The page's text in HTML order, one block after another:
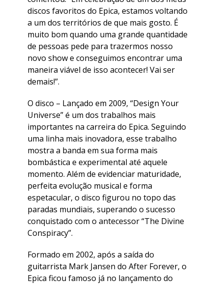
discos favoritos do Epica, estamos voltando
a um dos territórios de que mais gosto. É
muito bom quando uma grande quantidade
de pessoas pede para trazermos nosso
novo show e conseguimos encontrar uma
maneira viável de isso acontecer! Vai ser
demais!”.
O disco – Lançado em 2009, “Design Your
Universe” é um dos trabalhos mais
importantes na carreira do Epica. Seguindo
uma linha mais inovadora, esse trabalho
mostra a banda em sua forma mais
bombástica e experimental até aquele
momento. Além de evidenciar maturidade,
perfeita evolução musical e forma
espetacular, o disco figurou no topo das
paradas mundiais, superando o sucesso
conquistado com o antecessor “The Divine
Conspiracy”.
Formado em 2002, após a saída do
guitarrista Mark Jansen do After Forever, o
Epica ficou famoso já no lançamento do